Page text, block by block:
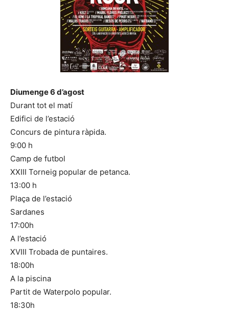
Diumenge 6 d’agost
Durant tot el matí
Edifici de l’estació
Concurs de pintura ràpida.
9:00 h
Camp de futbol
XXIII Torneig popular de petanca.
13:00 h
Plaça de l’estació
Sardanes
17:00h
A l’estació
XVIII Trobada de puntaires.
18:00h
A la piscina
Partit de Waterpolo popular.
18:30h